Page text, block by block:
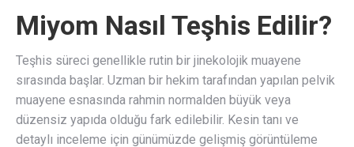
Miyom Nasıl Teşhis Edilir?
Teşhis süreci genellikle rutin bir jinekolojik muayene
sırasında başlar. Uzman bir hekim tarafından yapılan pelvik
muayene esnasında rahmin normalden büyük veya
düzensiz yapıda olduğu fark edilebilir. Kesin tanı ve
detaylı inceleme için günümüzde gelişmiş görüntüleme